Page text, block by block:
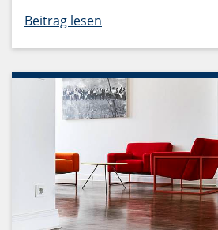
Beitrag lesen